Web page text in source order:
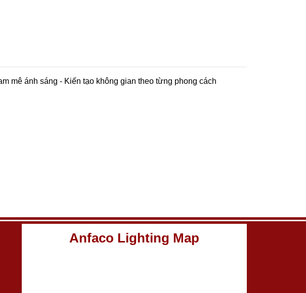
mê ánh sáng - Kiến tạo không gian theo từng phong cách
Anfaco Lighting Map